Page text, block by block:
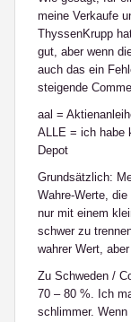
meine Verkaufe
ThyssenKrupp
gut, aber wenn
auch das ein
steigende
aal =
ALLE = ich habe
Depot
Grundsätzlich:
Wahre-Werte,
nur mit einem
schwer zu
wahrer Wert,
Zu Schweden /
70 – 80 %. Ich
schlimmer.